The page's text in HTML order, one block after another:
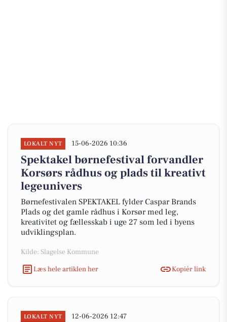
LOKALT NYT 15-06-2026 10:36
Spektakel børnefestival forvandler
Korsørs rådhus og plads til kreativt
legeunivers
Børnefestivalen SPEKTAKEL fylder Caspar Brands
Plads og det gamle rådhus i Korsør med leg,
kreativitet og fællesskab i uge 27 som led i byens
udviklingsplan.
Kilde: Slagelse Kommune
Læs hele artiklen her
Kopiér link
LOKALT NYT 12-06-2026 12:47